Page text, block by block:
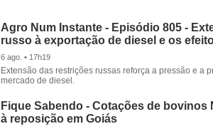
Agro Num Instante - Episódio 805 -
russo à exportação de diesel e os
6 ago. • 17h19
Extensão das restrições russas reforça a pressão e a
mercado de diesel.
Fique Sabendo - Cotações de bovinos
à reposição em Goiás